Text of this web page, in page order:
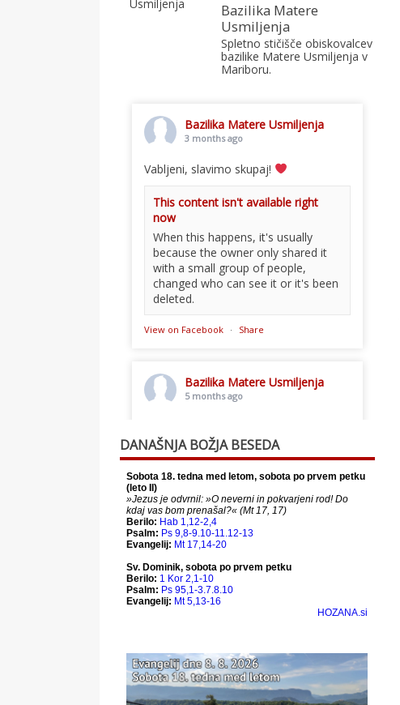
Bazilika Matere
Usmiljenja
Spletno stičišče obiskovalcev
bazilike Matere Usmiljenja v
Mariboru.
Bazilika Matere Usmiljenja
3 months ago
Vabljeni, slavimo skupaj!
This content isn't available right
now
When this happens, it's usually
because the owner only shared it
with a small group of people,
changed who can see it or it's been
deleted.
View on Facebook · Share
Bazilika Matere Usmiljenja
5 months ago
This content isn't available right
now
When this happens, it's usually
because the owner only shared it
with a small group of people,
changed who can see it or it's been
View on Facebook ·
12 months ago
Že 125 let - za vas.
www.bazilika.info/125-letnica-
DANAŠNJA BOŽJA BESEDA